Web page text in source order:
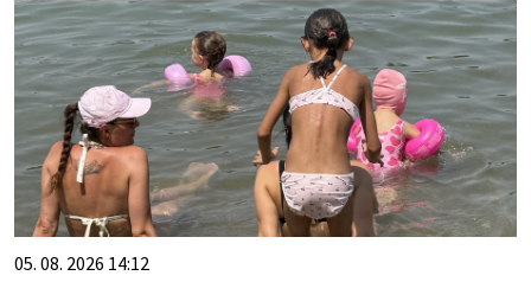
05. 08. 2026 14:12